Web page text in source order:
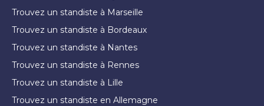
Trouvez un standiste à Marseille
Trouvez un standiste à Bordeaux
Trouvez un standiste à Nantes
Trouvez un standiste à Rennes
Trouvez un standiste à Lille
Trouvez un standiste en Allemagne